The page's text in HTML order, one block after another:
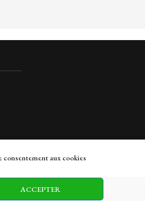
consentement aux cookies
ACCEPTER